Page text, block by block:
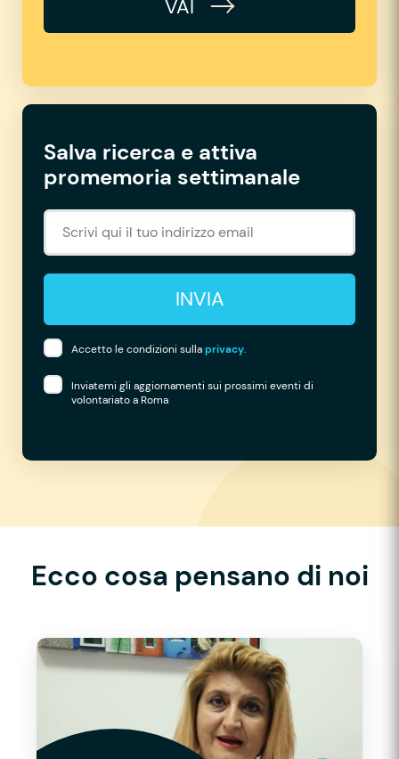
VAI
Salva ricerca e attiva
promemoria settimanale
INVIA
Accetto le condizioni sullaprivacy.
Inviatemi gli aggiornamenti sui prossimi eventi di
volontariato a Roma
Ecco cosa pensano di noi